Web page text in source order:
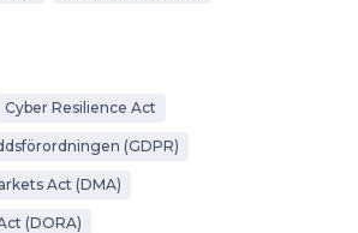
Cyber Resilience Act
(GDPR)
Act (DMA)
(DORA)